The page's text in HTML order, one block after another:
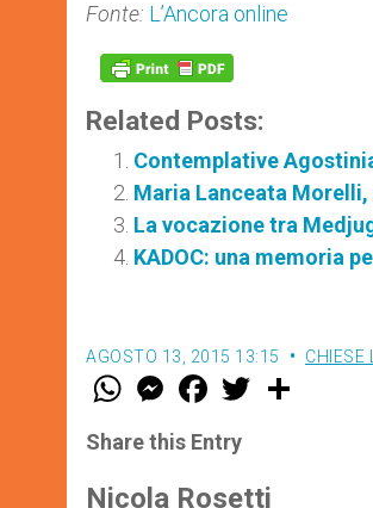
Fonte: L’Ancora online
Related Posts:
Contemplative
Maria Lanceata
La vocazione tra
KADOC: una memoria
AGOSTO 13, 2015 13:15 CHIESE
W
t
s
p
M
e
s
e
g
F
a
e
b
o
w
r
Share this Entry
Nicola Rosetti